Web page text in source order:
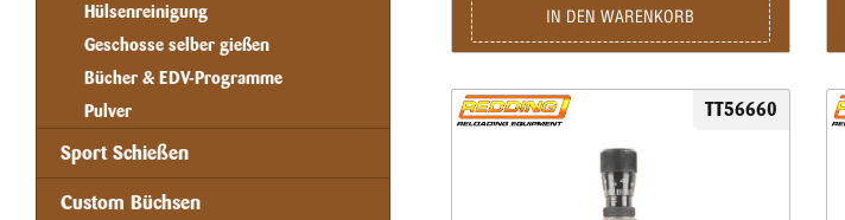
Hülsenreinigung
Geschosse selber gießen
Bücher & EDV-Programme
Pulver
Sport Schießen
Custom Büchsen
IN DEN WARENKORB
TT56660